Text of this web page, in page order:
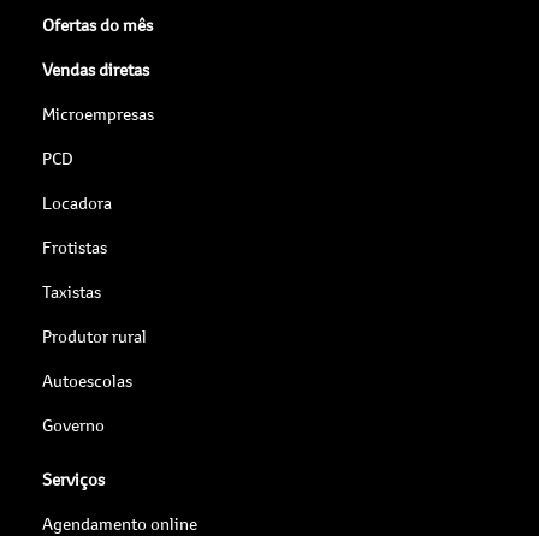
Ofertas do mês
Vendas diretas
Microempresas
PCD
Locadora
Frotistas
Taxistas
Produtor rural
Autoescolas
Governo
Serviços
Agendamento online